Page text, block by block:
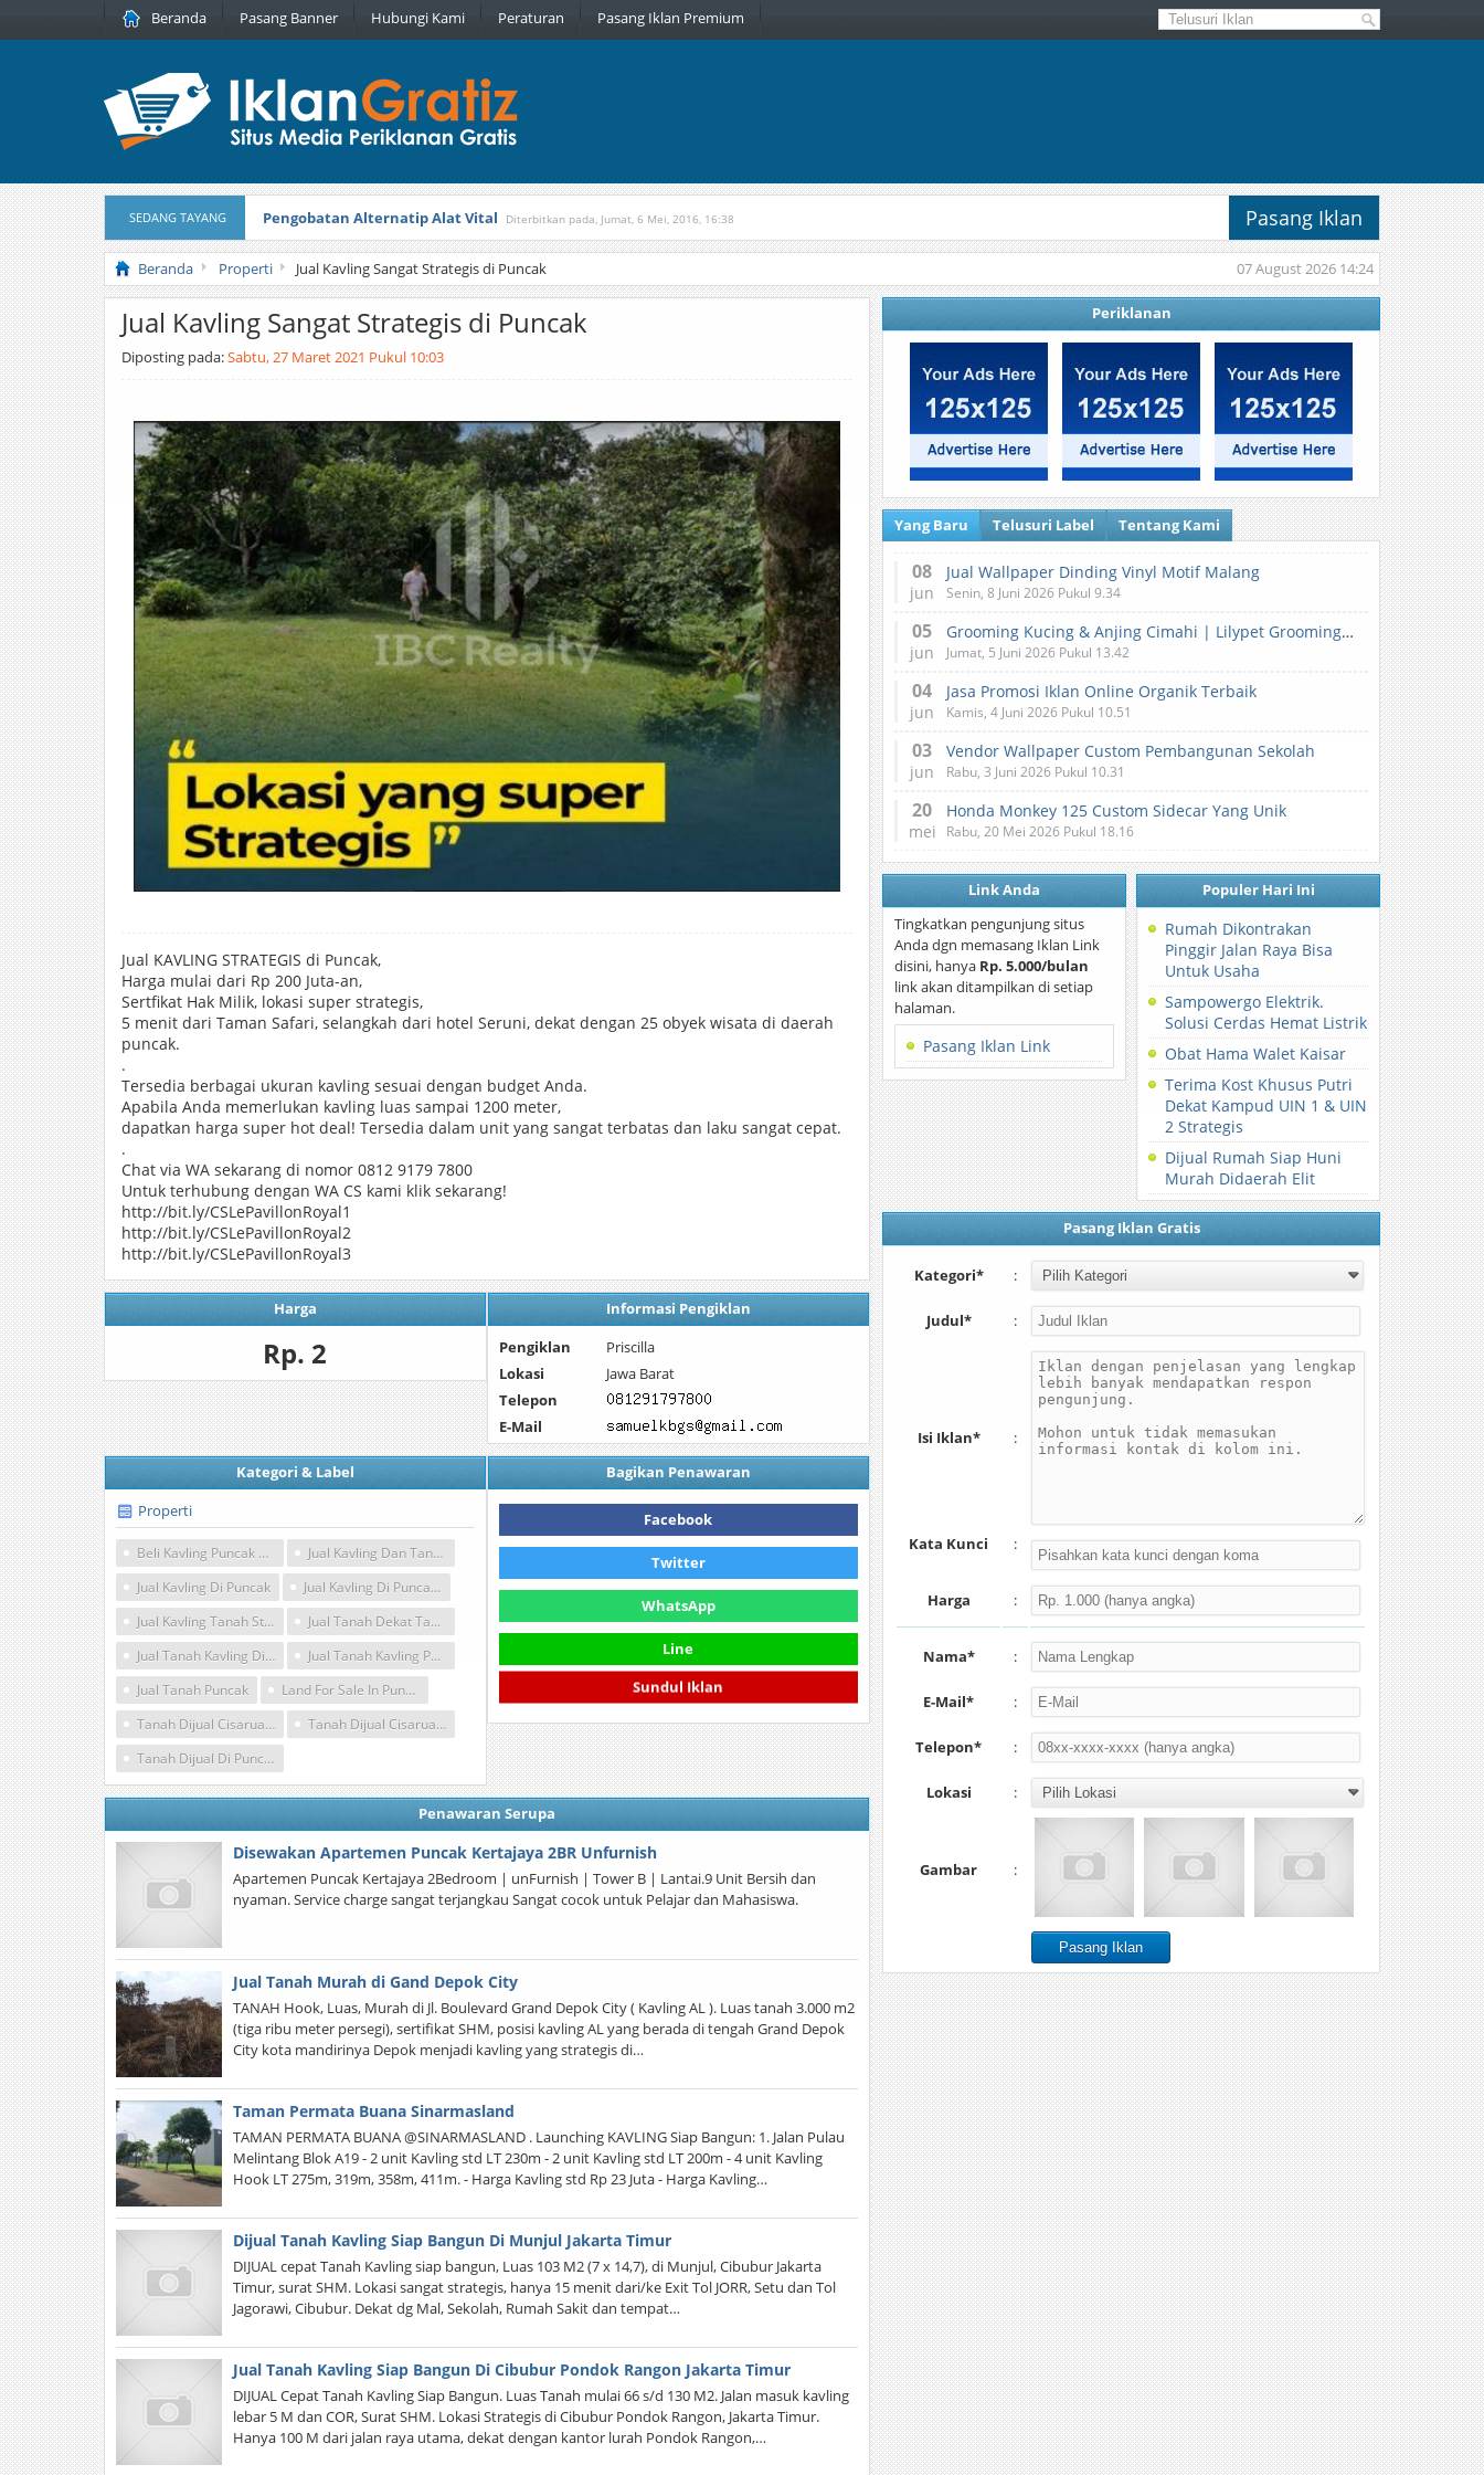
Beranda Pasang Banner Hubungi Kami Peraturan Pasang Iklan Premium
SEDANG TAYANG Pasang Iklan
Pengobatan Alternatip Alat Vital Diterbitkan pada, Jumat, 6 Mei, 2016, 16:38
Pita Cantik Pesona Diterbitkan pada, Kamis, 16 Februari, 2017, 21:34 07 August 2026 14:24
Beranda Properti Jual Kavling Sangat Strategis di Puncak
Jual Kavling Sangat Strategis di Puncak
Diposting pada:Sabtu, 27 Maret 2021 Pukul 10:03
Jual KAVLING STRATEGIS di Puncak,
Harga mulai dari Rp 200 Juta-an,
Sertfikat Hak Milik, lokasi super strategis,
5 menit dari Taman Safari, selangkah dari hotel Seruni, dekat dengan 25 obyek wisata di daerah
puncak.
.
Tersedia berbagai ukuran kavling sesuai dengan budget Anda.
Apabila Anda memerlukan kavling luas sampai 1200 meter,
dapatkan harga super hot deal! Tersedia dalam unit yang sangat terbatas dan laku sangat cepat.
.
Chat via WA sekarang di nomor 0812 9179 7800
Untuk terhubung dengan WA CS kami klik sekarang!
http://bit.ly/CSLePavillonRoyal1
http://bit.ly/CSLePavillonRoyal2
http://bit.ly/CSLePavillonRoyal3
Harga
Rp. 2
Informasi Pengiklan
Pengiklan
Priscilla
Lokasi
Jawa Barat
Telepon
E-Mail
Kategori & Label
Properti
Beli Kavling Puncak Bogor
Jual Kavling Dan Tanah Puncak Di Bogor
Jual Kavling Di Puncak
Jual Kavling Di Puncak Bogor
Jual Kavling Tanah Strategis Di Puncak
Jual Tanah Dekat Taman Safari
Jual Tanah Kavling Di Puncak Cisarua Bogor
Jual Tanah Kavling Puncak
Jual Tanah Puncak
Land For Sale In Puncak Bogor
Tanah Dijual Cisarua Bogor
Tanah Dijual Cisarua Puncak
Tanah Dijual Di Puncak Bogor
Bagikan Penawaran
Facebook
Twitter
WhatsApp
Line
Sundul Iklan
Penawaran Serupa
Disewakan Apartemen Puncak Kertajaya 2BR Unfurnish
Apartemen Puncak Kertajaya 2Bedroom | unFurnish | Tower B | Lantai.9 Unit Bersih dan
nyaman. Service charge sangat terjangkau Sangat cocok untuk Pelajar dan Mahasiswa.
Jual Tanah Murah di Gand Depok City
TANAH Hook, Luas, Murah di Jl. Boulevard Grand Depok City ( Kavling AL ). Luas tanah 3.000 m2
(tiga ribu meter persegi), sertifikat SHM, posisi kavling AL yang berada di tengah Grand Depok
City kota mandirinya Depok menjadi kavling yang strategis di…
Taman Permata Buana Sinarmasland
TAMAN PERMATA BUANA @SINARMASLAND . Launching KAVLING Siap Bangun: 1. Jalan Pulau
Melintang Blok A19 - 2 unit Kavling std LT 230m - 2 unit Kavling std LT 200m - 4 unit Kavling
Hook LT 275m, 319m, 358m, 411m. - Harga Kavling std Rp 23 Juta - Harga Kavling…
Dijual Tanah Kavling Siap Bangun Di Munjul Jakarta Timur
DIJUAL cepat Tanah Kavling siap bangun, Luas 103 M2 (7 x 14,7), di Munjul, Cibubur Jakarta
Timur, surat SHM. Lokasi sangat strategis, hanya 15 menit dari/ke Exit Tol JORR, Setu dan Tol
Jagorawi, Cibubur. Dekat dg Mal, Sekolah, Rumah Sakit dan tempat…
Jual Tanah Kavling Siap Bangun Di Cibubur Pondok Rangon Jakarta Timur
DIJUAL Cepat Tanah Kavling Siap Bangun. Luas Tanah mulai 66 s/d 130 M2. Jalan masuk kavling
lebar 5 M dan COR, Surat SHM. Lokasi Strategis di Cibubur Pondok Rangon, Jakarta Timur.
Hanya 100 M dari jalan raya utama, dekat dengan kantor lurah Pondok Rangon,…
Periklanan
Yang Baru Telusuri Label Tentang Kami
08
jun
Jual Wallpaper Dinding Vinyl Motif Malang
Senin, 8 Juni 2026 Pukul 9.34
05
jun
Grooming Kucing & Anjing Cimahi | Lilypet Grooming & Pet Hotel
Jumat, 5 Juni 2026 Pukul 13.42
04
jun
Jasa Promosi Iklan Online Organik Terbaik
Kamis, 4 Juni 2026 Pukul 10.51
03
jun
Vendor Wallpaper Custom Pembangunan Sekolah
Rabu, 3 Juni 2026 Pukul 10.31
20
mei
Honda Monkey 125 Custom Sidecar Yang Unik
Rabu, 20 Mei 2026 Pukul 18.16
Link Anda
Tingkatkan pengunjung situs
Anda dgn memasang Iklan Link
disini, hanya Rp. 5.000/bulan
link akan ditampilkan di setiap
halaman.
Pasang Iklan Link
Populer Hari Ini
Rumah Dikontrakan
Pinggir Jalan Raya Bisa
Untuk Usaha
Sampowergo Elektrik.
Solusi Cerdas Hemat Listrik
Obat Hama Walet Kaisar
Terima Kost Khusus Putri
Dekat Kampud UIN 1 & UIN
2 Strategis
Dijual Rumah Siap Huni
Murah Didaerah Elit
Pasang Iklan Gratis
Kategori* :
Judul* :
Isi Iklan* :
Kata Kunci :
Harga :
Nama* :
E-Mail* :
Telepon* :
Lokasi :
Gambar :